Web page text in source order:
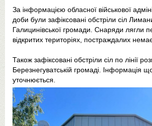
За інформацією обласної військової
доби були зафіксовані обстріли сіл
Галицинівської громади. Снаряди лягли
відкритих територіях, постраждалих
Також зафіксовані обстріли сіл по лінії
Березнегуватській громаді. Інформація
уточнюється.